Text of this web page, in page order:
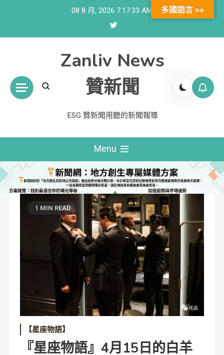
08 8 月, 2026 7:17:34 AM
Zanliv News
贊新聞
ESG 贊新聞用聽的新聞報導
Menu
1 MIN READ
【星座物語】
『星座物語』4月15日的白羊
多國語言 »»